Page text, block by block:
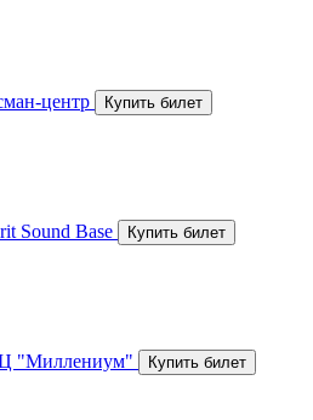
центр
Sound Base
"Миллениум"